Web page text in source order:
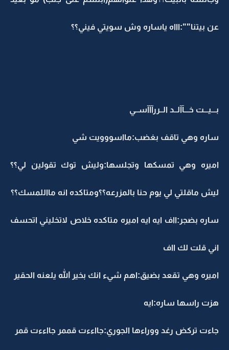
عن بيتنا"":اااه ياساره وش سويتي فيني؟؟
بـــيـــت خـــآآلــد الــررآآآســي
ساره وهي تاقف بغضب:مااسووويت شي
اميره وهي تمسكها وتجلسها:وليش توك تقولين لي؟؟
ليش ماقلتي لي يوم حنا بالمزرعه؟؟ومتاكده انه مااللمسك؟؟
ساره بضجر:ااف ايه ايه اميره متاكده خلاص لاتخليني اتحسف
اني قلت لك ااف
اميره وهي تقعد بضيق:اهم شيء انك بخير الله يلعنه الحقير
هزت راسها ساره:ايه
جاءت تركض رغد ووراءها الجوري:جااءءت قممر جااءءت قمر